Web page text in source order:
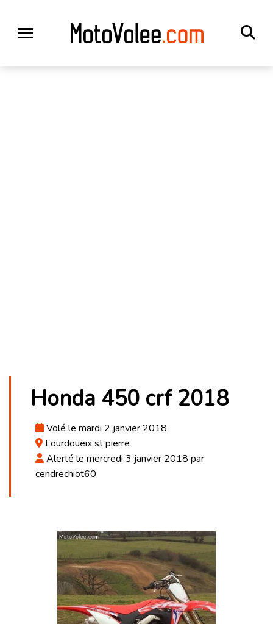
Honda 450 crf 2018
Volé le mardi 2 janvier 2018
Lourdoueix st pierre
Alerté le mercredi 3 janvier 2018 par
cendrechiot60